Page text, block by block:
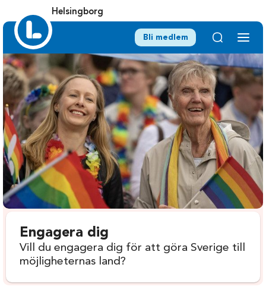
Helsingborg
Bli medlem
Engagera dig
Vill du engagera dig för att göra Sverige till
möjligheternas land?